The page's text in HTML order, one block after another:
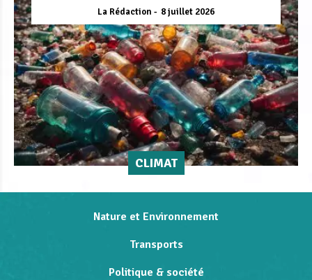
La Rédaction 8 juillet 2026
CLIMAT
Nature et Environnement
Transports
Politique & société